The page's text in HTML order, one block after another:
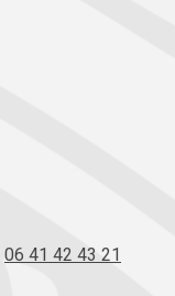
06 41 42 43 21